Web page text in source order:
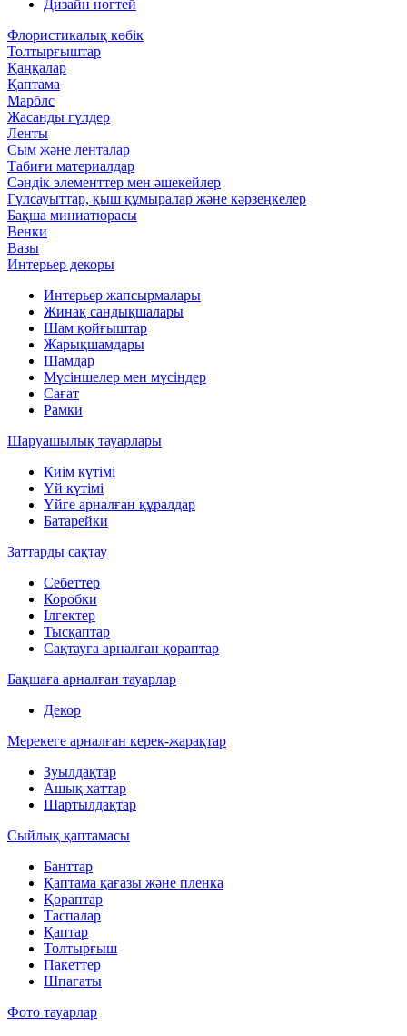
Дизайн ногтей
Флористикалық көбік
Толтырғыштар
Қаңқалар
Қаптама
Марблс
Жасанды гүлдер
Ленты
Сым және ленталар
Табиғи материалдар
Сәндік элементтер мен әшекейлер
Гүлсауыттар, қыш құмыралар және кәрзеңкелер
Бақша миниатюрасы
Венки
Вазы
Интерьер декоры
Интерьер жапсырмалары
Жинақ сандықшалары
Шам қойғыштар
Жарықшамдары
Шамдар
Мүсіншелер мен мүсіндер
Сағат
Рамки
Шаруашылық тауарлары
Киім күтімі
Үй күтімі
Үйге арналған құралдар
Батарейки
Заттарды сақтау
Себеттер
Коробки
Ілгектер
Тысқаптар
Сақтауға арналған қораптар
Бақшаға арналған тауарлар
Декор
Мерекеге арналған керек-жарақтар
Зуылдақтар
Ашық хаттар
Шартылдақтар
Сыйлық қаптамасы
Банттар
Қаптама қағазы және пленка
Қораптар
Таспалар
Қаптар
Толтырғыш
Пакеттер
Шпагаты
Фото тауарлар